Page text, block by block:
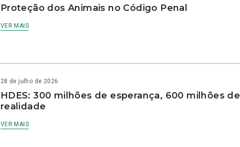
Proteção dos Animais no Código Penal
VER MAIS
28 de julho de 2026
HDES: 300 milhões de esperança, 600 milhões de
realidade
VER MAIS